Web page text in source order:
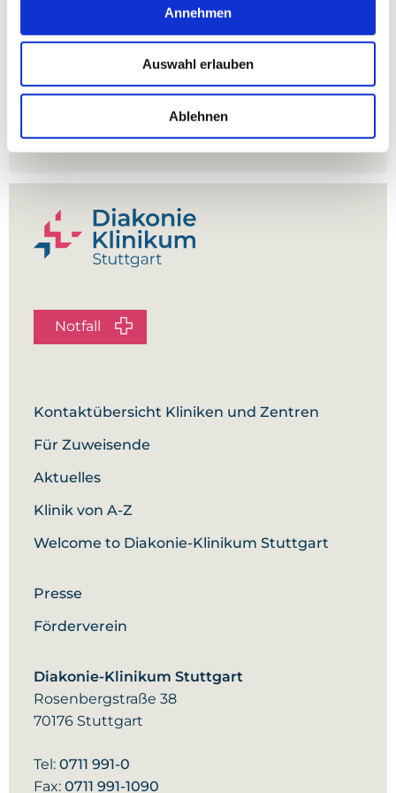
Annehmen
Auswahl erlauben
Ablehnen
Ich habe keine Verbesserungen, die ich
mitgeben könnte.“
Kontaktübersicht Kliniken und Zentren
Für Zuweisende
Aktuelles
Klinik von A-Z
Welcome to Diakonie-Klinikum Stuttgart
Presse
Förderverein
Diakonie-Klinikum Stuttgart
Rosenbergstraße 38
70176 Stuttgart
Tel: 0711 991-0
Fax: 0711 991-1090
Notfall